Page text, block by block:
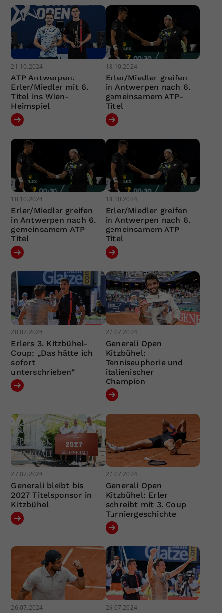
21.10.2024
ATP Antwerpen:
Erler/Miedler mit 6.
Titel ins Wien-
Heimspiel
18.10.2024
Erler/Miedler greifen
in Antwerpen nach 6.
gemeinsamem ATP-
Titel
18.10.2024
Erler/Miedler greifen
in Antwerpen nach 6.
gemeinsamem ATP-
Titel
18.10.2024
Erler/Miedler greifen
in Antwerpen nach 6.
gemeinsamem ATP-
Titel
28.07.2024
Erlers 3. Kitzbühel-
Coup: „Das hätte ich
sofort
unterschrieben“
27.07.2024
Generali Open
Kitzbühel:
Tenniseuphorie und
italienischer
Champion
27.07.2024
Generali bleibt bis
2027 Titelsponsor in
Kitzbühel
27.07.2024
Generali Open
Kitzbühel: Erler
schreibt mit 3. Coup
Turniergeschichte
26.07.2024 26.07.2024